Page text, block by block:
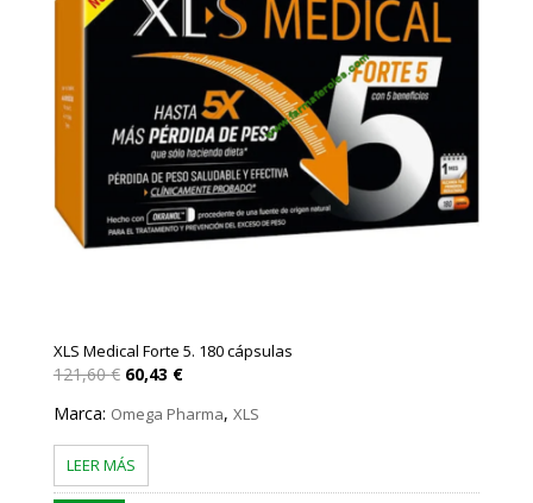
XLS Medical Forte 5. 180 cápsulas
121,60€ El
precio
original
era:
60,43 €El
precio
es:
Marca: Omega Pharma, XLS
LEER MÁS